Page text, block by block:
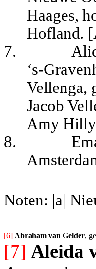
Haages,
Hofland.
7.
‘s-
Vellenga,
Jacob
Amy
8.
Noten: |a|
[6] Abraham van Gelder,
[7] Aleida